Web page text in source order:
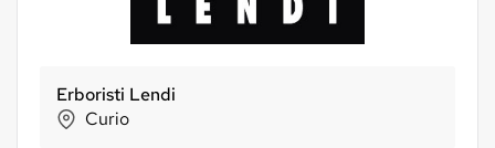
Erboristi Lendi
Curio